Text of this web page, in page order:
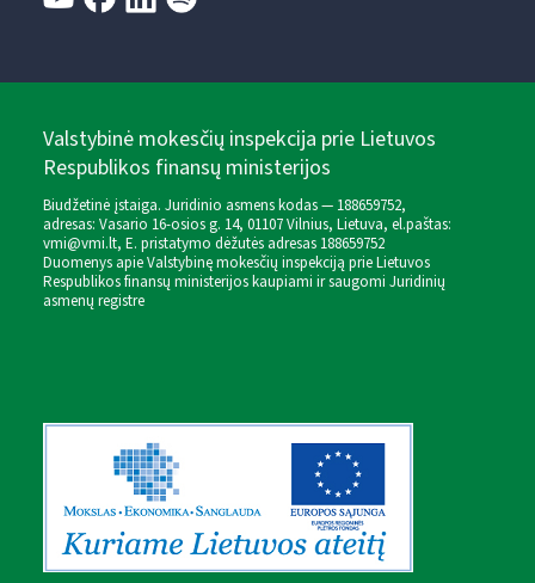
Valstybinė mokesčių inspekcija prie Lietuvos
Respublikos finansų ministerijos
Biudžetinė įstaiga. Juridinio asmens kodas — 188659752,
adresas: Vasario 16-osios g. 14, 01107 Vilnius, Lietuva, el.paštas:
vmi@vmi.lt, E. pristatymo dėžutės adresas 188659752
Duomenys apie Valstybinę mokesčių inspekciją prie Lietuvos
Respublikos finansų ministerijos kaupiami ir saugomi Juridinių
asmenų registre